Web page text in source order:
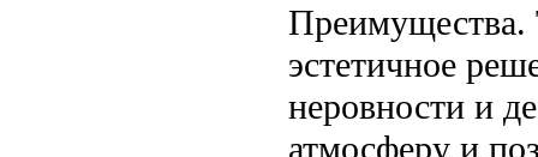
Преимущества.
эстетичное
неровности и
атмосферу и